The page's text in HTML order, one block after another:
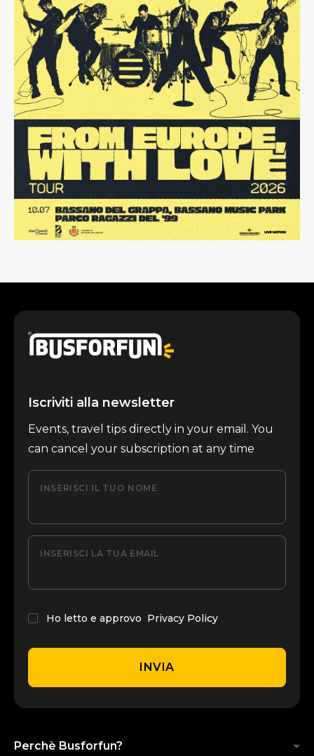
Iscriviti alla newsletter
Events, travel tips directly in your email. You
can cancel your subscription at any time
INSERISCI IL TUO NOME
INSERISCI LA TUA EMAIL
Ho letto e approvo Privacy Policy
INVIA
Perchè Busforfun?